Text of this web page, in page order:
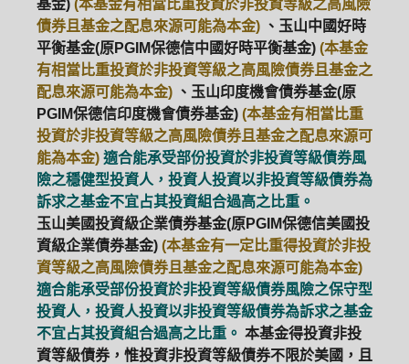
基金) (本基金有相當比重投資於非投資等級之高風險
債券且基金之配息來源可能為本金) 、玉山中國好時
平衡基金(原PGIM保德信中國好時平衡基金) (本基金
有相當比重投資於非投資等級之高風險債券且基金之
配息來源可能為本金) 、玉山印度機會債券基金(原
PGIM保德信印度機會債券基金) (本基金有相當比重
投資於非投資等級之高風險債券且基金之配息來源可
能為本金) 適合能承受部份投資於非投資等級債券風
險之穩健型投資人，投資人投資以非投資等級債券為
訴求之基金不宜占其投資組合過高之比重。
玉山美國投資級企業債券基金(原PGIM保德信美國投
資級企業債券基金) (本基金有一定比重得投資於非投
資等級之高風險債券且基金之配息來源可能為本金)
適合能承受部份投資於非投資等級債券風險之保守型
投資人，投資人投資以非投資等級債券為訴求之基金
不宜占其投資組合過高之比重。 本基金得投資非投
資等級債券，惟投資非投資等級債券不限於美國，且